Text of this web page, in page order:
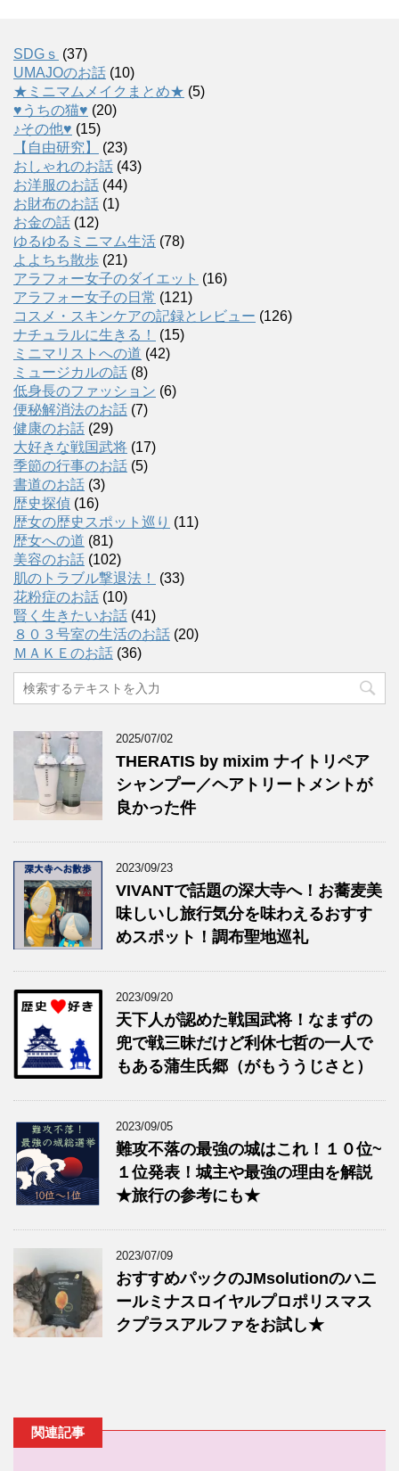
SDGｓ (37)
UMAJOのお話 (10)
★ミニマムメイクまとめ★ (5)
♥うちの猫♥ (20)
♪その他♥ (15)
【自由研究】
(23)
おしゃれのお話 (43)
お洋服のお話 (44)
お財布のお話 (1)
お金の話 (12)
ゆるゆるミニマム生活 (78)
よよちち散歩 (21)
アラフォー女子のダイエット (16)
アラフォー女子の日常 (121)
コスメ・スキンケアの記録とレビュー (126)
ナチュラルに生きる！
(15)
ミニマリストへの道 (42)
ミュージカルの話 (8)
低身長のファッション (6)
便秘解消法のお話 (7)
健康のお話 (29)
大好きな戦国武将 (17)
季節の行事のお話 (5)
書道のお話 (3)
歴史探偵 (16)
歴女の歴史スポット巡り (11)
歴女への道 (81)
美容のお話 (102)
肌のトラブル撃退法！
(33)
花粉症のお話 (10)
賢く生きたいお話 (41)
８０３号室の生活のお話 (20)
ＭＡＫＥのお話 (36)
2025/07/02
THERATIS by mixim ナイトリペア
シャンプー／ヘアトリートメントが
良かった件
2023/09/23
VIVANTで話題の深大寺へ！お蕎麦美
味しいし旅行気分を味わえるおすす
めスポット！調布聖地巡礼
2023/09/20
天下人が認めた戦国武将！なまずの
兜で戦三昧だけど利休七哲の一人で
もある蒲生氏郷（がもううじさと）
2023/09/05
難攻不落の最強の城はこれ！１０位~
１位発表！城主や最強の理由を解説
★旅行の参考にも★
2023/07/09
おすすめパックのJMsolutionのハニ
ールミナスロイヤルプロポリスマス
クプラスアルファをお試し★
関連記事